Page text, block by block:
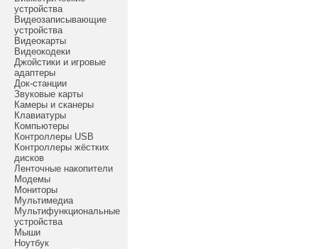
устройства
Видеозаписывающие
устройства
Видеокарты
Видеокодеки
Джойстики и игровые
адаптеры
Док-станции
Звуковые карты
Камеры и сканеры
Клавиатуры
Компьютеры
Контроллеры USB
Контроллеры жёстких
дисков
Ленточные накопители
Модемы
Мониторы
Мультимедиа
Мультифункциональные
устройства
Мыши
Ноутбук